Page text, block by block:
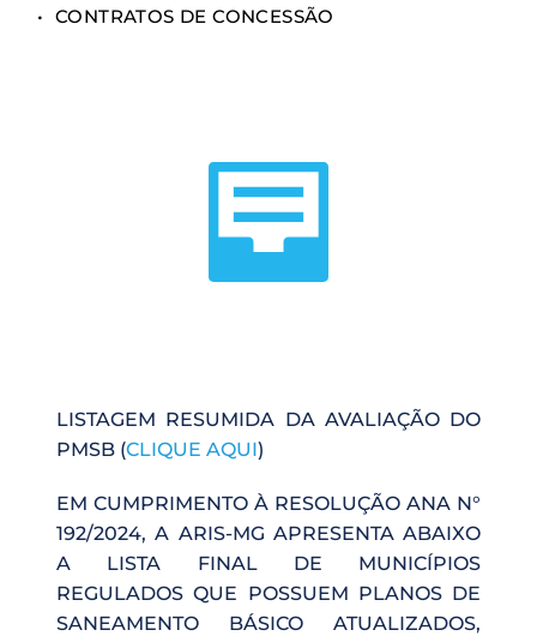
CONTRATOS DE CONCESSÃO
LISTAGEM RESUMIDA DA AVALIAÇÃO DO
PMSB (CLIQUE AQUI)
EM CUMPRIMENTO À RESOLUÇÃO ANA N°
192/2024, A ARIS-MG APRESENTA ABAIXO
A LISTA FINAL DE MUNICÍPIOS
REGULADOS QUE POSSUEM PLANOS DE
SANEAMENTO BÁSICO ATUALIZADOS,